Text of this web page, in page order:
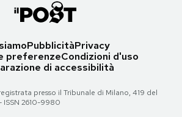
PubblicitàPrivacy
preferenzeCondizioni d'uso
di accessibilità
presso il Tribunale di Milano, 419 del
2610-9980